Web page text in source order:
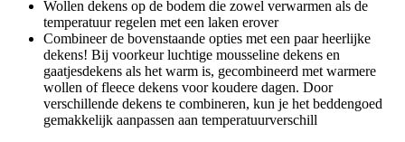
Wollen dekens op de bodem die zowel verwarmen als de
temperatuur regelen met een laken erover
Combineer de bovenstaande opties met een paar heerlijke
dekens! Bij voorkeur luchtige mousseline dekens en
gaatjesdekens als het warm is, gecombineerd met warmere
wollen of fleece dekens voor koudere dagen. Door
verschillende dekens te combineren, kun je het beddengoed
gemakkelijk aanpassen aan temperatuurverschill